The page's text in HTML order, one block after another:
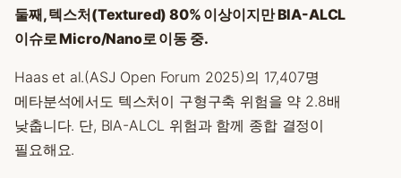
둘째, 텍스처(Textured) 80% 이상이지만 BIA-ALCL
이슈로 Micro/Nano로 이동 중.
Haas et al.(ASJ Open Forum 2025)의 17,407명
메타분석에서도 텍스처이 구형구축 위험을 약 2.8배
낮춥니다. 단, BIA-ALCL 위험과 함께 종합 결정이
필요해요.